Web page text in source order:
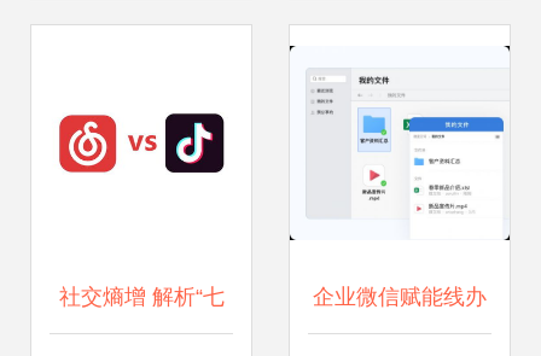
社交熵增 解析“七 企业微信赋能线办